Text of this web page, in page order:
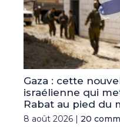
Gaza : cette
israélienne qui
Rabat au pied du
8 août 2026 | 20